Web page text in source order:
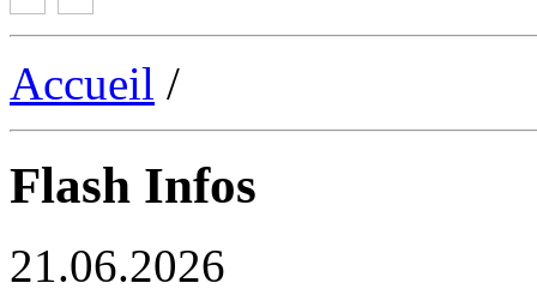
Accueil /
Flash Infos
21.06.2026